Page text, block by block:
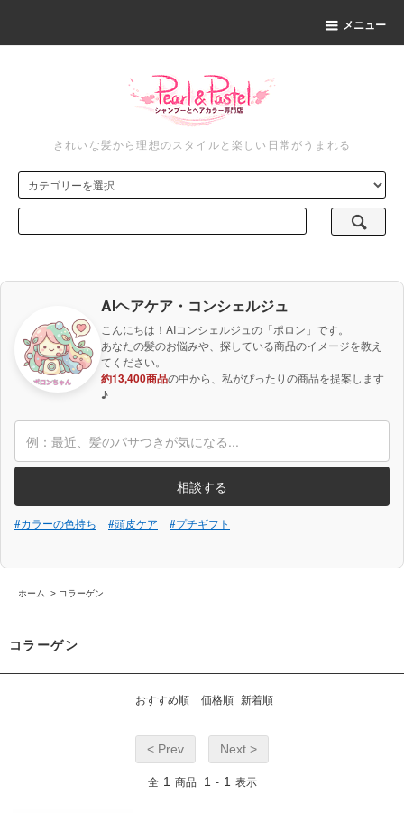
メニュー
きれいな髪から理想のスタイルと楽しい日常がうまれる
AIヘアケア・コンシェルジュ
こんにちは！AIコンシェルジュの「ポロン」です。
あなたの髪のお悩みや、探している商品のイメージを教え
てください。
約13,400商品の中から、私がぴったりの商品を提案します
♪
相談する
#カラーの色持ち #頭皮ケア #プチギフト
ホーム > コラーゲン
コラーゲン
おすすめ順 価格順 新着順
< Prev Next >
全 1 商品 1 - 1 表示